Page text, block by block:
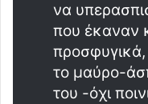
να
που έκαναν
προσφυγικά,
το μαύρο-
του -όχι